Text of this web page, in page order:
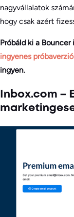
nagyvállalatok
hogy csak azért
Próbáld ki a
ingyenes
ingyen.
Inbox.com –